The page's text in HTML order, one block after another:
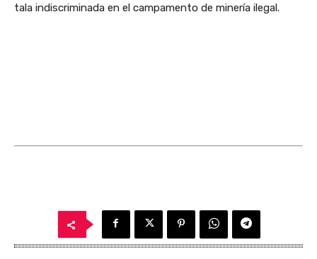
tala indiscriminada en el campamento de minería ilegal.